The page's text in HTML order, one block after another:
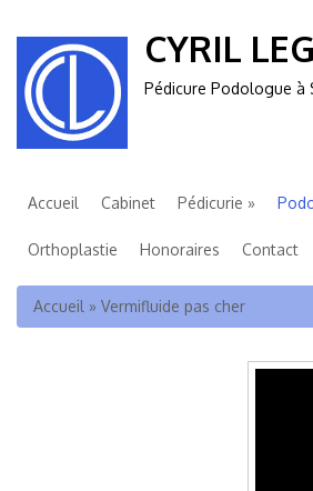
CYRIL
Pédicure Podologue à
Accueil Cabinet Pédicurie
Orthoplastie Honoraires Contact
Vous êtes ici
Accueil » Vermifluide pas cher